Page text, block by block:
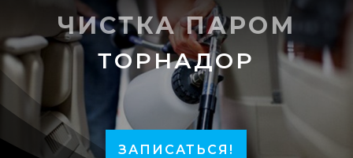
ЧИСТКА ПАРОМ
ТОРНАДОР
ЗАПИСАТЬСЯ!